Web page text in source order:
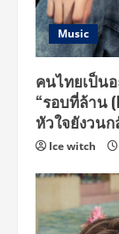
Music
คนไทยเป็นอ
“รอบที่ล้าน
หัวใจยังวน
Ice witch